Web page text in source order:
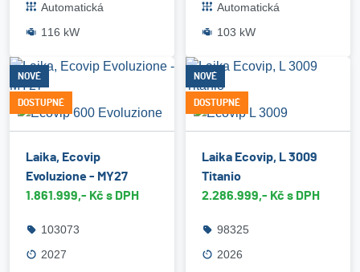
Automatická
116 kW
Automatická
103 kW
NOVÉ
DOSTUPNÉ
Laika, Ecovip
Evoluzione - MY27
1.861.999,- Kč s DPH
103073
2027
NOVÉ
DOSTUPNÉ
Laika Ecovip, L 3009
Titanio
2.286.999,- Kč s DPH
98325
2026